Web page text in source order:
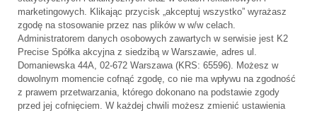
marketingowych. Klikając przycisk „akceptuj wszystko” wyrażasz
zgodę na stosowanie przez nas plików w w/w celach.
Administratorem danych osobowych zawartych w serwisie jest K2
Precise Spółka akcyjna z siedzibą w Warszawie, adres ul.
Domaniewska 44A, 02-672 Warszawa (KRS: 65596). Możesz w
dowolnym momencie cofnąć zgodę, co nie ma wpływu na zgodność
z prawem przetwarzania, którego dokonano na podstawie zgody
przed jej cofnięciem. W każdej chwili możesz zmienić ustawienia